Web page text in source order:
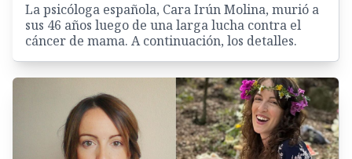
La psicóloga española, Cara Irún Molina, murió a
sus 46 años luego de una larga lucha contra el
cáncer de mama. A continuación, los detalles.